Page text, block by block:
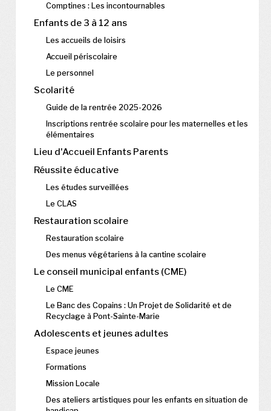
Comptines : Les incontournables
Enfants de 3 à 12 ans
Les accueils de loisirs
Accueil périscolaire
Le personnel
Scolarité
Guide de la rentrée 2025-2026
Inscriptions rentrée scolaire pour les maternelles et les
élémentaires
Lieu d'Accueil Enfants Parents
Réussite éducative
Les études surveillées
Le CLAS
Restauration scolaire
Restauration scolaire
Des menus végétariens à la cantine scolaire
Le conseil municipal enfants (CME)
Le CME
Le Banc des Copains : Un Projet de Solidarité et de
Recyclage à Pont-Sainte-Marie
Adolescents et jeunes adultes
Espace jeunes
Formations
Mission Locale
Des ateliers artistiques pour les enfants en situation de